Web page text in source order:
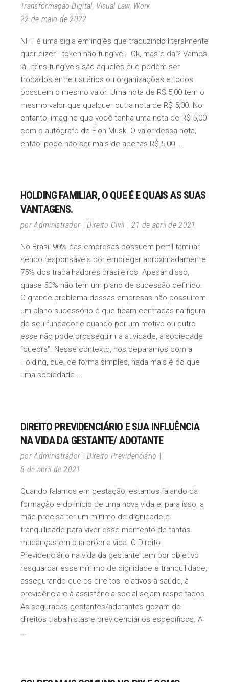
Transformação Digital, Visual Law, Work
22 de maio de 2022
NFT é uma sigla em inglês que traduzindo literalmente
quer dizer - token não fungível. Ok, mas e daí? Vamos
lá. Itens fungíveis são aqueles que podem ser
trocados entre usuários ou organizações e todos
possuem o mesmo valor. Uma nota de R$ 5,00 tem o
mesmo valor que qualquer outra nota de R$ 5,00. No
entanto, imagine que você tenha uma nota de R$ 5,00
com o autógrafo de Elon Musk. O valor dessa nota,
então, pode não ser mais de apenas R$ 5,00.
HOLDING FAMILIAR, O QUE É E QUAIS AS SUAS
VANTAGENS.
porAdministrador Direito Civil 21 de abril de 2021
No Brasil 90% das empresas possuem perfil familiar,
sendo responsáveis por empregar aproximadamente
75% dos trabalhadores brasileiros. Apesar disso,
quase 50% não tem um plano de sucessão definido.
O grande problema dessas empresas não possuírem
um plano sucessório é que ficam centradas na figura
de seu fundador e quando por um motivo ou outro
esse não pode prosseguir na atividade, a sociedade
“quebra”. Nesse contexto, nos deparamos com a
Holding, que, de forma simples, nada mais é do que
uma sociedade
DIREITO PREVIDENCIÁRIO E SUA INFLUÊNCIA
NA VIDA DA GESTANTE/ ADOTANTE
porAdministrador
Direito Previdenciário
8 de abril de 2021
Quando falamos em gestação, estamos falando da
formação e do início de uma nova vida e, para isso, a
mãe precisa ter um mínimo de dignidade e
tranquilidade para viver esse momento de tantas
mudanças em sua própria vida. O Direito
Previdenciário na vida da gestante tem por objetivo
resguardar esse mínimo de dignidade e tranquilidade,
assegurando que os direitos relativos à saúde, à
previdência e à assistência social sejam respeitados.
As seguradas gestantes/adotantes gozam de
direitos trabalhistas e previdenciários específicos. A